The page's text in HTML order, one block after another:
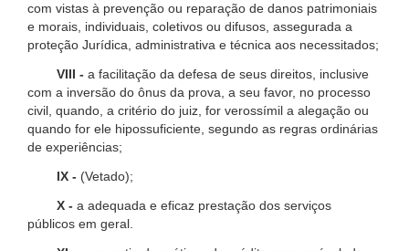
com vistas à prevenção ou reparação de danos patrimoniais
e morais, individuais, coletivos ou difusos, assegurada a
proteção Jurídica, administrativa e técnica aos necessitados;
VIII - a facilitação da defesa de seus direitos, inclusive
com a inversão do ônus da prova, a seu favor, no processo
civil, quando, a critério do juiz, for verossímil a alegação ou
quando for ele hipossuficiente, segundo as regras ordinárias
de experiências;
IX - (Vetado);
X - a adequada e eficaz prestação dos serviços
públicos em geral.